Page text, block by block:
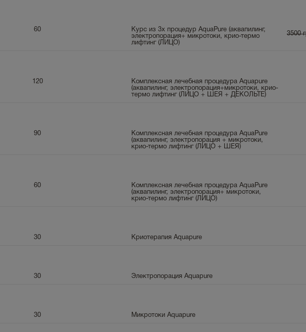
60
Курс из 3х процедур AquaPure (аквапилинг,
электропорация+ микротоки, крио-термо
лифтинг (ЛИЦО)
3500
120
Комплексная лечебная процедура Aquapure
(аквапилинг, электропорация+микротоки, крио-
термо лифтинг (ЛИЦО + ШЕЯ + ДЕКОЛЬТЕ)
90
Комплексная лечебная процедура AquaPure
(аквапилинг, электропорация + микротоки,
крио-термо лифтинг (ЛИЦО + ШЕЯ)
60
Комплексная лечебная процедура AquaPure
(аквапилинг, электропорация+ микротоки,
крио-термо лифтинг (ЛИЦО)
30 Криотерапия Aquapure
30 Электропорация Aquapure
30 Микротоки Aquapure